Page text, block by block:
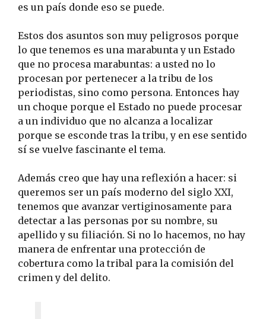
es un país donde eso se puede.
Estos dos asuntos son muy peligrosos porque
lo que tenemos es una marabunta y un Estado
que no procesa marabuntas: a usted no lo
procesan por pertenecer a la tribu de los
periodistas, sino como persona. Entonces hay
un choque porque el Estado no puede procesar
a un individuo que no alcanza a localizar
porque se esconde tras la tribu, y en ese sentido
sí se vuelve fascinante el tema.
Además creo que hay una reflexión a hacer: si
queremos ser un país moderno del siglo XXI,
tenemos que avanzar vertiginosamente para
detectar a las personas por su nombre, su
apellido y su filiación. Si no lo hacemos, no hay
manera de enfrentar una protección de
cobertura como la tribal para la comisión del
crimen y del delito.